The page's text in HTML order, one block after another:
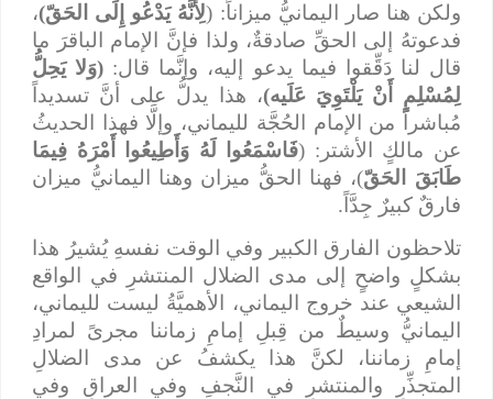
ولكن هنا صار اليمانيُّ ميزاناً: ( لِأنَّهُ يَدْعُو إِلَى الحَقّ)،
فدعوتهُ إلى الحقِّ صادقةٌ، ولذا فإنَّ الإمام الباقرَ ما
قال لنا دَقِّقوا فيما يدعو إليه، وإنَّما قال: (وَلا يَحِلُّ
لِمُسْلِمٍ أَنْ يَلْتَوِيَ عَلَيه)، هذا يدلُّ على أنَّ تسديداً
مُباشراً من الإمام الحُجَّة لليماني، وإلَّا فهذا الحديثُ
عن مالكٍ الأشتر: ( فَاسْمَعُوا لَهُ وَأَطِيعُوا أَمْرَهُ فِيمَا
طَابَقَ الحَقّ)، فهنا الحقُّ ميزان وهنا اليمانيُّ ميزان
فارقٌ كبيرٌ جِدَّاً.
تلاحظون الفارق الكبير وفي الوقت نفسهِ يُشيرُ هذا
بشكلٍ واضحٍ إلى مدى الضلال المنتشرِ في الواقع
الشيعي عند خروج اليماني، الأهميَّةُ ليست لليماني،
اليمانيُّ وسيطٌ من قِبلِ إمامِ زماننا مجرىً لمرادِ
إمامِ زماننا، لكنَّ هذا يكشفُ عن مدى الضلالِ
المتجذِّرِ والمنتشرِ في النَّجفِ وفي العراقِ وفي